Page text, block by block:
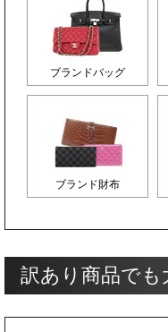
ブランドバッグ
ブランド財布
訳あり商品でも